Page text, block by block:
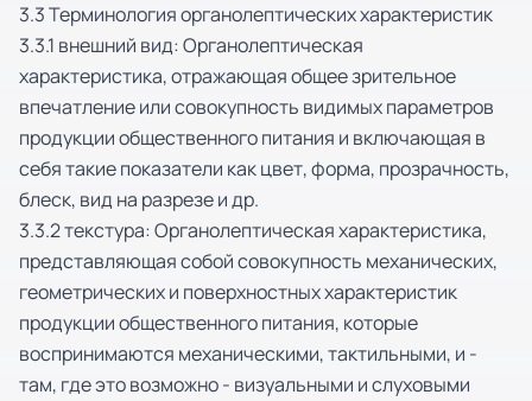
3.3 Терминология органолептических характеристик
3.3.1 внешний вид: Органолептическая
характеристика, отражающая общее зрительное
впечатление или совокупность видимых параметров
продукции общественного питания и включающая в
себя такие показатели как цвет, форма, прозрачность,
блеск, вид на разрезе и др.
3.3.2 текстура: Органолептическая характеристика,
представляющая собой совокупность механических,
геометрических и поверхностных характеристик
продукции общественного питания, которые
воспринимаются механическими, тактильными, и -
там, где это возможно - визуальными и слуховыми